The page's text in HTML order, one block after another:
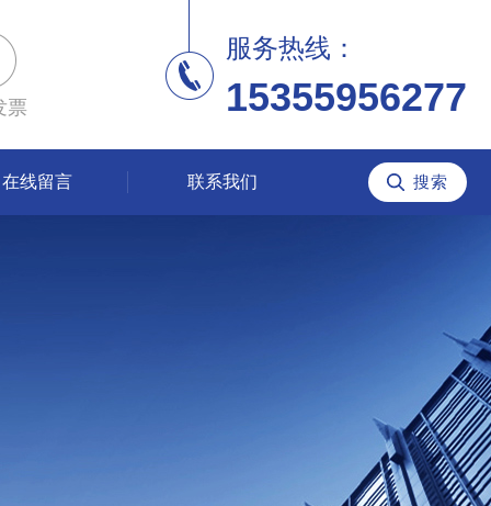
票
服务热线：
15355956277
在线留言 联系我们